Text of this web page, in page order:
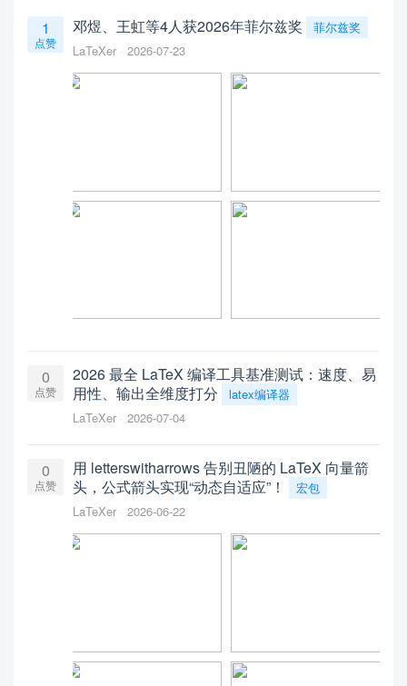
1
点赞
邓煜、王虹等4人获2026年菲尔兹奖
菲尔兹奖
LaTeXer
2026-07-23
0
点赞
2026 最全 LaTeX 编译工具基准测试：速度、易
用性、输出全维度打分
latex编译器
LaTeXer
2026-07-04
0
点赞
用 letterswitharrows 告别丑陋的 LaTeX 向量箭
头，公式箭头实现“动态自适应”！
宏包
LaTeXer
2026-06-22